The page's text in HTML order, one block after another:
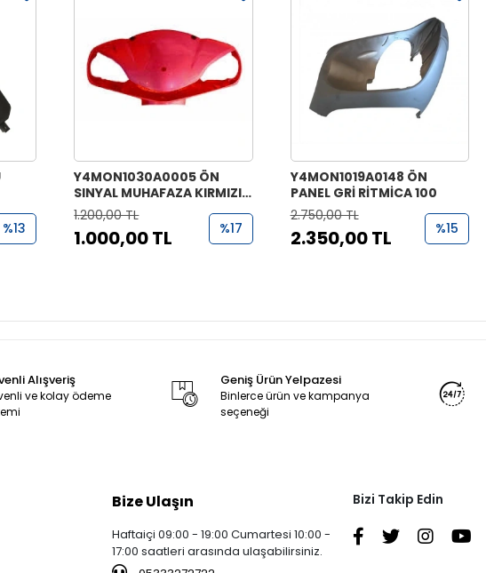
%13
Y4MON1030A0005 ÖN
SINYAL MUHAFAZA KIRMIZI
RİTMİCA
1.200,00 TL
1.000,00 TL %17
Y4MON1019A0148 ÖN
PANEL GRİ RİTMİCA 100
2.750,00 TL
2.350,00 TL %15
Alışveriş
ve kolay ödeme
Geniş Ürün Yelpazesi
Binlerce ürün ve kampanya
seçeneği
Bize Ulaşın
Haftaiçi 09:00 - 19:00 Cumartesi 10:00 -
17:00 saatleri arasında ulaşabilirsiniz.
Bizi Takip Edin